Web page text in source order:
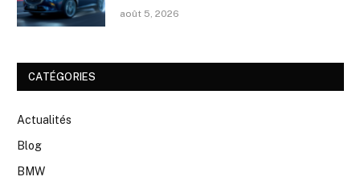
août 5, 2026
CATÉGORIES
Actualités
Blog
BMW